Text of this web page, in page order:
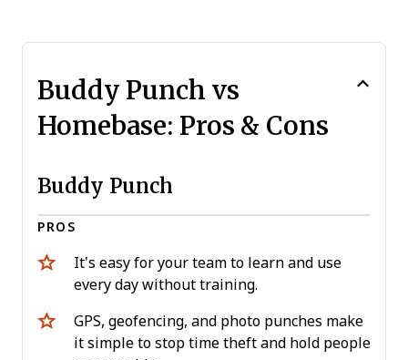
Buddy Punch vs
Homebase: Pros & Cons
Buddy Punch
PROS
It’s easy for your team to learn and use
every day without training.
GPS, geofencing, and photo punches make
it simple to stop time theft and hold people